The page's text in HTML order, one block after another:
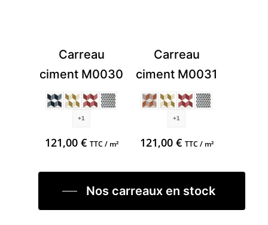
Carreau
ciment M0030
+1
121,00 € TTC / m²
Carreau
ciment M0031
+1
121,00 € TTC / m²
Nos carreaux en stock